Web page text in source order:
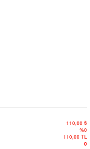
110,00 ₺
%0
110,00 TL
0